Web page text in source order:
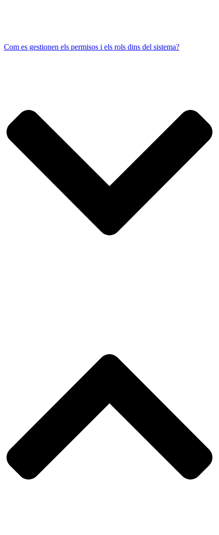
Com es gestionen els permisos i els rols dins del sistema?